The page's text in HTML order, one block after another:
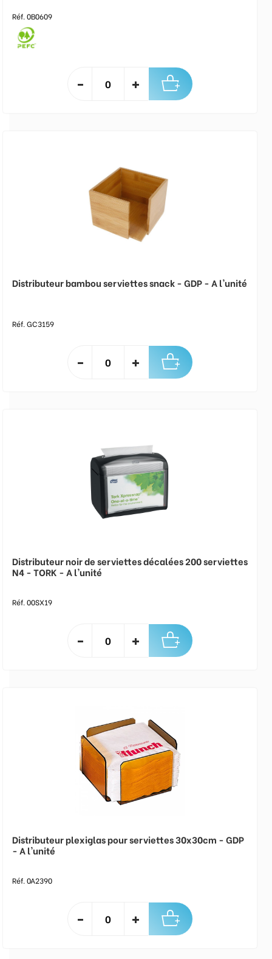
Réf. 0B0609
Distributeur bambou serviettes snack - GDP - A l'unité
Réf. GC3159
Distributeur noir de serviettes décalées 200 serviettes
N4 - TORK - A l'unité
Réf. 00SX19
Distributeur plexiglas pour serviettes 30x30cm - GDP
- A l'unité
Réf. 0A2390